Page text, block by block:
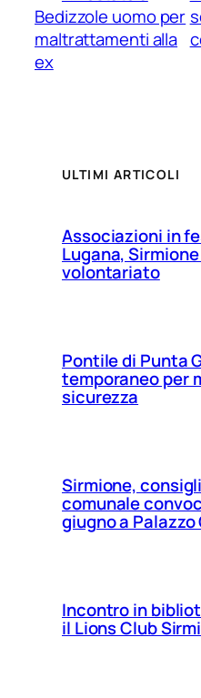
Bedizzole uomo per
maltrattamenti alla
ex
ULTIMI ARTICOLI
Associazioni in
Lugana,
volontariato
Pontile di Punta
temporaneo per
sicurezza
Sirmione,
comunale
giugno a Palazzo
Incontro in
il Lions Club